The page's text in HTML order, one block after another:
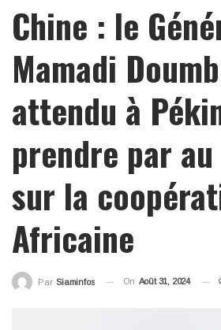
Chine : le
Mamadi
attendu à
prendre par
sur la
Africaine
Par Siaminfos On Août 31, 2024